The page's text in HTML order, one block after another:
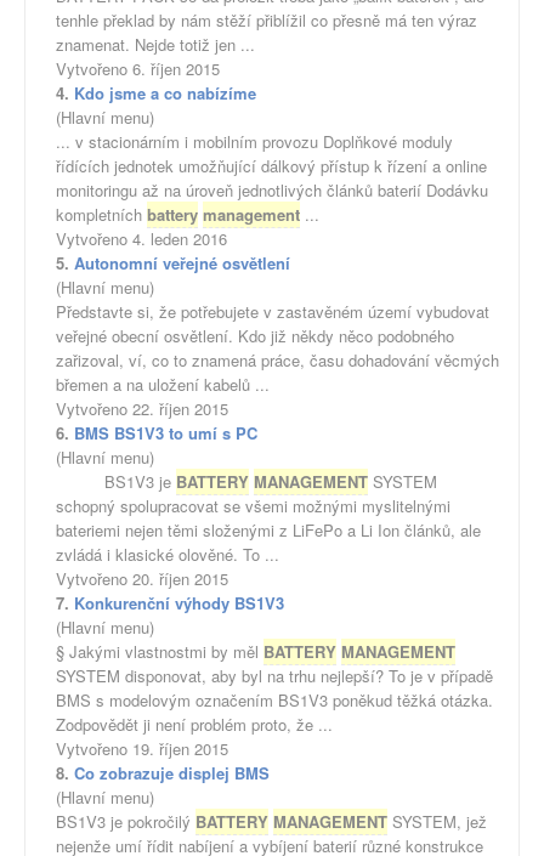
tenhle překlad by nám stěží přiblížil co přesně má ten výraz
znamenat. Nejde totiž jen ...
Vytvořeno 6. říjen 2015
4. Kdo jsme a co nabízíme
(Hlavní menu)
... v stacionárním i mobilním provozu Doplňkové moduly
řídících jednotek umožňující dálkový přístup k řízení a online
monitoringu až na úroveň jednotlivých článků baterií Dodávku
kompletních battery management ...
Vytvořeno 4. leden 2016
5. Autonomní veřejné osvětlení
(Hlavní menu)
Představte si, že potřebujete v zastavěném území vybudovat
veřejné obecní osvětlení. Kdo již někdy něco podobného
zařizoval, ví, co to znamená práce, času dohadování věcmých
břemen a na uložení kabelů ...
Vytvořeno 22. říjen 2015
6. BMS BS1V3 to umí s PC
(Hlavní menu)
BS1V3 je BATTERY MANAGEMENT SYSTEM
schopný spolupracovat se všemi možnými myslitelnými
bateriemi nejen těmi složenými z LiFePo a Li Ion článků, ale
zvládá i klasické olověné. To ...
Vytvořeno 20. říjen 2015
7. Konkurenční výhody BS1V3
(Hlavní menu)
§ Jakými vlastnostmi by měl BATTERY MANAGEMENT
SYSTEM disponovat, aby byl na trhu nejlepší? To je v případě
BMS s modelovým označením BS1V3 poněkud těžká otázka.
Zodpovědět ji není problém proto, že ...
Vytvořeno 19. říjen 2015
8. Co zobrazuje displej BMS
(Hlavní menu)
BS1V3 je pokročilý BATTERY MANAGEMENT SYSTEM, jež
nejenže umí řídit nabíjení a vybíjení baterií různé konstrukce